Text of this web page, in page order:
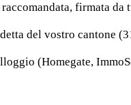
raccomandata, firmata
del vostro cantone
(Homegate,